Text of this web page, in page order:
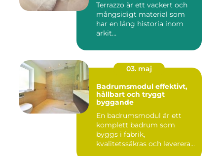
Terrazzo är ett vackert och
mångsidigt material som
har en lång historia inom
arkit...
03. maj
Badrumsmodul effektivt,
hållbart och tryggt
byggande
En badrumsmodul är ett
komplett badrum som
byggs i fabrik,
kvalitetssäkras och levereras